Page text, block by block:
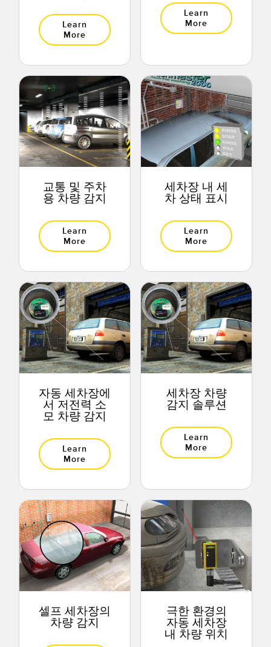
Learn
More
Learn
More
교통 및 주차
용 차량 감지
Learn
More
세차장 내 세
차 상태 표시
Learn
More
자동 세차장에
서 저전력 소
모 차량 감지
Learn
More
세차장 차량
감지 솔루션
Learn
More
셀프 세차장의
차량 감지
극한 환경의
자동 세차장
내 차량 위치